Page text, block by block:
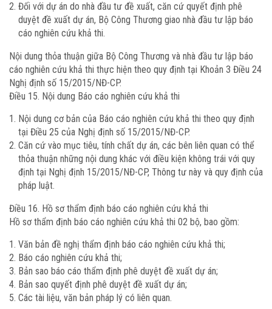
Đối với dự án do nhà đầu tư đề xuất, căn cứ quyết định phê
duyệt đề xuất dự án, Bộ Công Thương giao nhà đầu tư lập báo
cáo nghiên cứu khả thi.
Nội dung thỏa thuận giữa Bộ Công Thương và nhà đầu tư lập báo
cáo nghiên cứu khả thi thực hiện theo quy định tại Khoản 3 Điều 24
Nghị định số 15/2015/NĐ-CP.
Điều 15. Nội dung Báo cáo nghiên cứu khả thi
Nội dung cơ bản của Báo cáo nghiên cứu khả thi theo quy định
tại Điều 25 của Nghị định số 15/2015/NĐ-CP.
Căn cứ vào mục tiêu, tính chất dự án, các bên liên quan có thể
thỏa thuận những nội dung khác với điều kiện không trái với quy
định tại Nghị định 15/2015/NĐ-CP, Thông tư này và quy định của
pháp luật.
Điều 16. Hồ sơ thẩm định báo cáo nghiên cứu khả thi
Hồ sơ thẩm định báo cáo nghiên cứu khả thi 02 bộ, bao gồm:
Văn bản đề nghị thẩm định báo cáo nghiên cứu khả thi;
Báo cáo nghiên cứu khả thi;
Bản sao báo cáo thẩm định phê duyệt đề xuất dự án;
Bản sao quyết định phê duyệt đề xuất dự án;
Các tài liệu, văn bản pháp lý có liên quan.